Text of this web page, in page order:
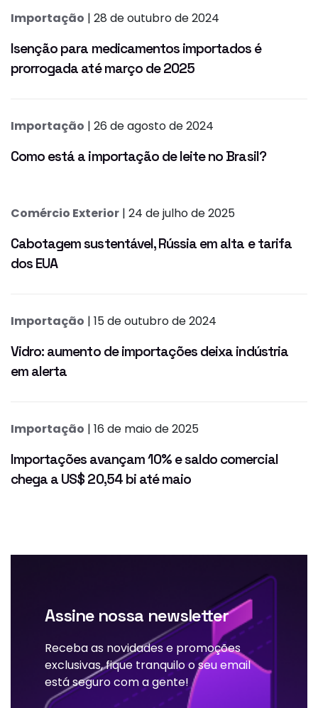
Importação | 28 de outubro de 2024
Isenção para medicamentos importados é
prorrogada até março de 2025
Importação | 26 de agosto de 2024
Como está a importação de leite no Brasil?
Comércio Exterior | 24 de julho de 2025
Cabotagem sustentável, Rússia em alta e tarifa
dos EUA
Importação | 15 de outubro de 2024
Vidro: aumento de importações deixa indústria
em alerta
Importação | 16 de maio de 2025
Importações avançam 10% e saldo comercial
chega a US$ 20,54 bi até maio
Assine nossa newsletter
Receba as novidades e promoções
exclusivas, fique tranquilo o seu email
está seguro com a gente!